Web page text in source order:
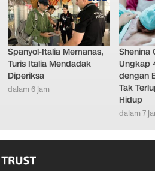
Spanyol-Italia Memanas,
Turis Italia Mendadak
Diperiksa
dalam 6 jam
Shenina
Ungkap
dengan
Tak
Hidup
dalam 7